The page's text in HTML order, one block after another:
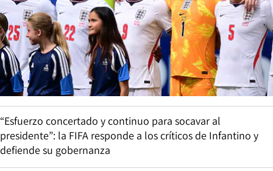
“Esfuerzo concertado y continuo para socavar al
presidente”: la FIFA responde a los críticos de Infantino y
defiende su gobernanza